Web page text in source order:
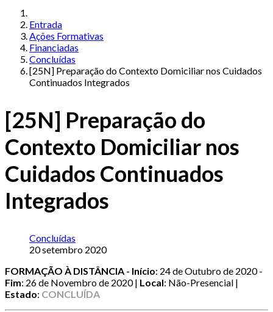
Entrada
Ações Formativas
Financiadas
Concluídas
[25N] Preparação do Contexto Domiciliar nos Cuidados
Continuados Integrados
[25N] Preparação do
Contexto Domiciliar nos
Cuidados Continuados
Integrados
Concluídas
20 setembro 2020
FORMAÇÃO À DISTÂNCIA - Início: 24 de Outubro de 2020 -
Fim: 26 de Novembro de 2020 | Local: Não-Presencial |
Estado: CONCLUÍDA